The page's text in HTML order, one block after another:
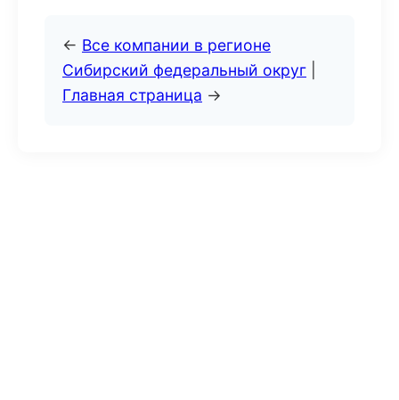
← Все компании в регионе
Сибирский федеральный округ
Главная страница →